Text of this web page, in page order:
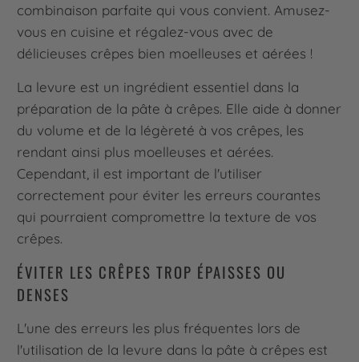
combinaison parfaite qui vous convient. Amusez-
vous en cuisine et régalez-vous avec de
délicieuses crêpes bien moelleuses et aérées !
La levure est un ingrédient essentiel dans la
préparation de la pâte à crêpes. Elle aide à donner
du volume et de la légèreté à vos crêpes, les
rendant ainsi plus moelleuses et aérées.
Cependant, il est important de l'utiliser
correctement pour éviter les erreurs courantes
qui pourraient compromettre la texture de vos
crêpes.
ÉVITER LES CRÊPES TROP ÉPAISSES OU
DENSES
L'une des erreurs les plus fréquentes lors de
l'utilisation de la levure dans la pâte à crêpes est